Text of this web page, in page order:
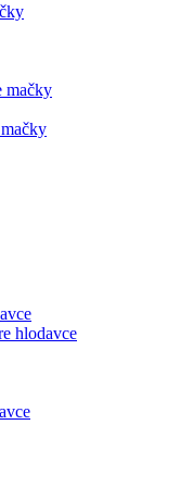
mačky
hlodavce